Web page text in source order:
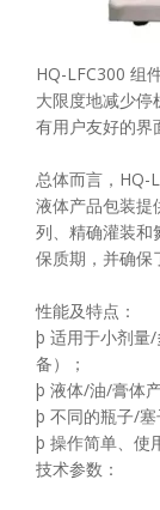
HQ-LFC300 组
大限度地减少停
有用户友好的界
总体而言，HQ-
液体产品包装提
列、精确灌装和
保质期，并确保
性能及特点：
þ 适用于小剂量
备）；
þ 液体/油/膏体
þ 不同的瓶子/塞
þ 操作简单、使
技术参数：